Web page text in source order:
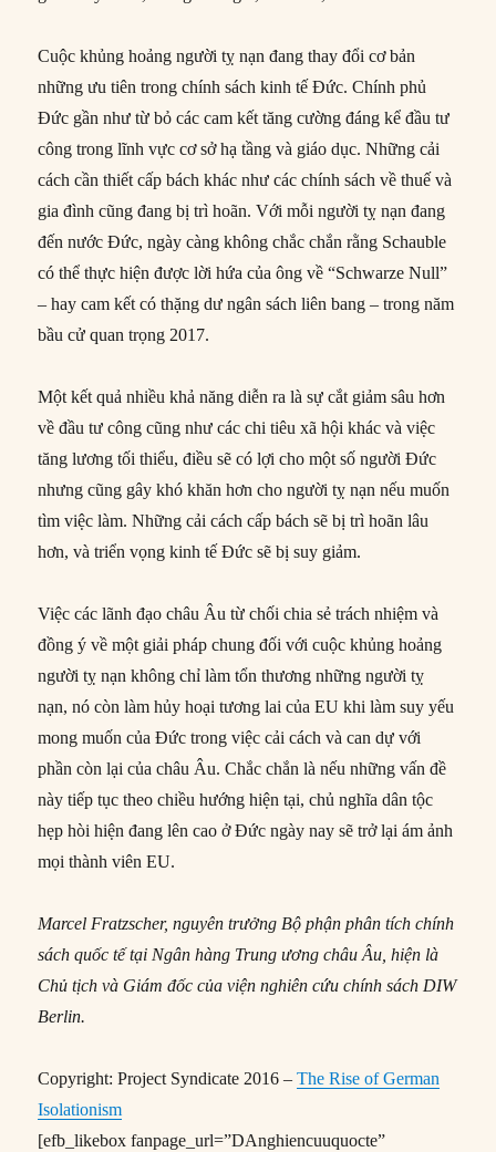
Cuộc khủng hoảng người tỵ nạn đang thay đổi cơ bản
những ưu tiên trong chính sách kinh tế Đức. Chính phủ
Đức gần như từ bỏ các cam kết tăng cường đáng kể đầu tư
công trong lĩnh vực cơ sở hạ tầng và giáo dục. Những cải
cách cần thiết cấp bách khác như các chính sách về thuế và
gia đình cũng đang bị trì hoãn. Với mỗi người tỵ nạn đang
đến nước Đức, ngày càng không chắc chắn rằng Schauble
có thể thực hiện được lời hứa của ông về “Schwarze Null”
– hay cam kết có thặng dư ngân sách liên bang – trong năm
bầu cử quan trọng 2017.
Một kết quả nhiều khả năng diễn ra là sự cắt giảm sâu hơn
về đầu tư công cũng như các chi tiêu xã hội khác và việc
tăng lương tối thiểu, điều sẽ có lợi cho một số người Đức
nhưng cũng gây khó khăn hơn cho người tỵ nạn nếu muốn
tìm việc làm. Những cải cách cấp bách sẽ bị trì hoãn lâu
hơn, và triển vọng kinh tế Đức sẽ bị suy giảm.
Việc các lãnh đạo châu Âu từ chối chia sẻ trách nhiệm và
đồng ý về một giải pháp chung đối với cuộc khủng hoảng
người tỵ nạn không chỉ làm tổn thương những người tỵ
nạn, nó còn làm hủy hoại tương lai của EU khi làm suy yếu
mong muốn của Đức trong việc cải cách và can dự với
phần còn lại của châu Âu. Chắc chắn là nếu những vấn đề
này tiếp tục theo chiều hướng hiện tại, chủ nghĩa dân tộc
hẹp hòi hiện đang lên cao ở Đức ngày nay sẽ trở lại ám ảnh
mọi thành viên EU.
Marcel Fratzscher, nguyên trưởng Bộ phận phân tích chính
sách quốc tế tại Ngân hàng Trung ương châu Âu, hiện là
Chủ tịch và Giám đốc của viện nghiên cứu chính sách DIW
Berlin.
Copyright: Project Syndicate 2016 –The Rise of German
Isolationism
[efb_likebox fanpage_url=”DAnghiencuuquocte”